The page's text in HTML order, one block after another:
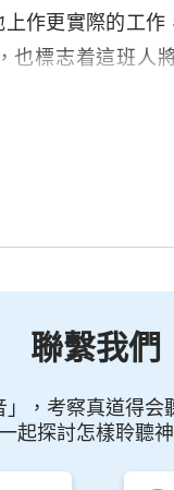
作更實際的工
也標志着這班人
際的操練，話語
成全神所揀選的
萬國萬民屈膝
命有它實際意
、規條，結束
付，不要輕看
實質，也强調了
成全一個人非
聯繫我們
，考察真道得
起探討怎樣聆聽